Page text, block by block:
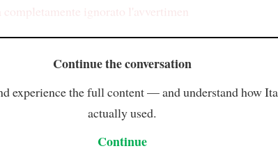
completamente ignorato l'avvertimen
Continue the conversation
experience the full content — and understand how
actually used.
Continue